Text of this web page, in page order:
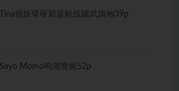
Tina很妖孽呀碧蓝航线建武旗袍39p
Sayo Momo鸣潮赞妮52p